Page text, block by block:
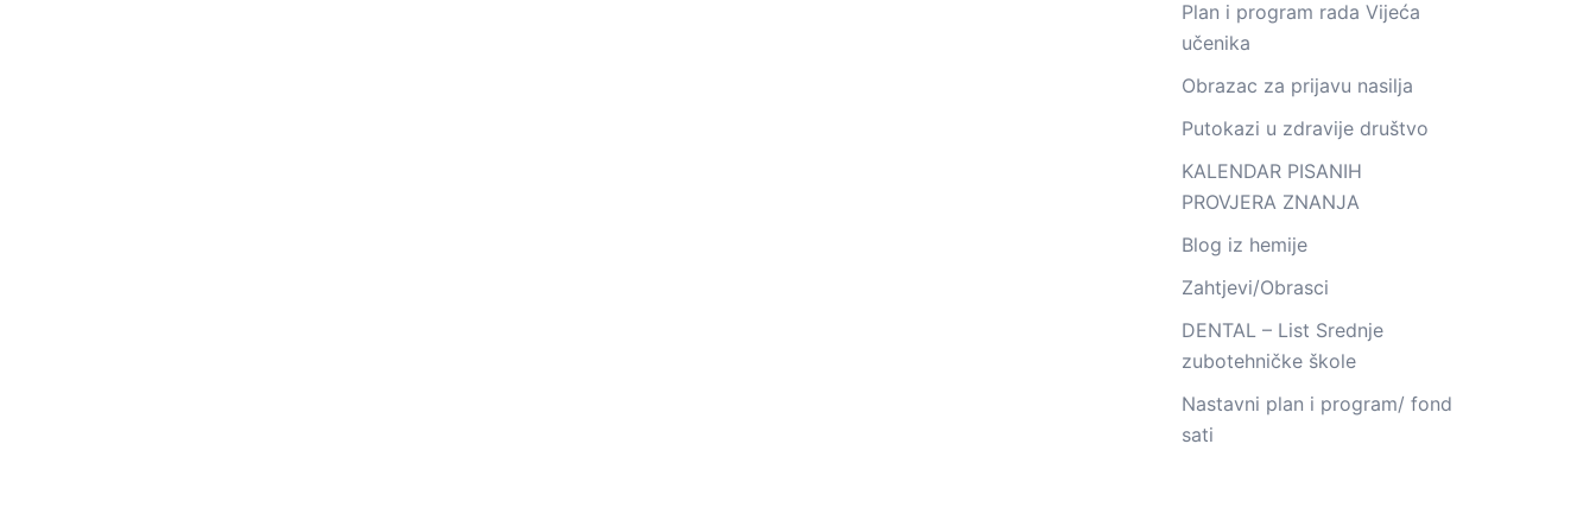
Plan i program rada Vijeća
učenika
Obrazac za prijavu nasilja
Putokazi u zdravije društvo
KALENDAR PISANIH
PROVJERA ZNANJA
Blog iz hemije
Zahtjevi/Obrasci
DENTAL – List Srednje
zubotehničke škole
Nastavni plan i program/ fond
sati